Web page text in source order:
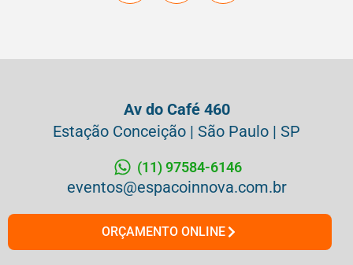
Av do Café 460
Estação Conceição | São Paulo | SP
(11) 97584-6146
eventos@espacoinnova.com.br
ORÇAMENTO ONLINE